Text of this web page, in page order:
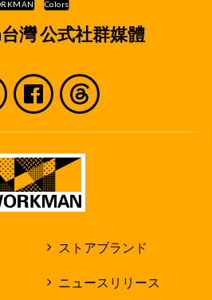
灣 公式社群媒體
ストアブランド
ニュースリリース